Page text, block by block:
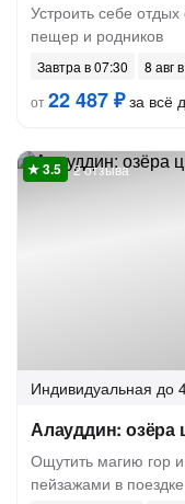
Устроить себе
пещер и родников
Завтра в 07:30
8 авг
от22 487 ₽за всё
2 отзыва
Индивидуальная до
Алауддин: озёра
Ощутить магию гор
пейзажами в